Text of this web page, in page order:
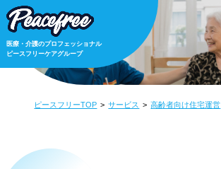
医療・介護のプロフェッショナル
ピースフリーケアグループ
ピースフリーTOP サービス 高齢者向け住宅運営